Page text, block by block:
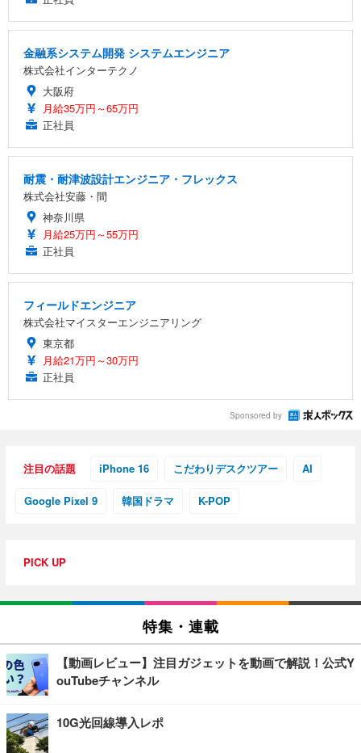
金融系システム開発 システムエンジニア
株式会社インターテクノ
大阪府
月給35万円～65万円
正社員
耐震・耐津波設計エンジニア・フレックス
株式会社安藤・間
神奈川県
月給25万円～55万円
正社員
フィールドエンジニア
株式会社マイスターエンジニアリング
東京都
月給21万円～30万円
正社員
Sponsored by
注目の話題 iPhone 16 こだわりデスクツアー AI
Google Pixel 9 韓国ドラマ K-POP
PICK UP
特集・連載
【動画レビュー】注目ガジェットを動画で解説！公式Y
ouTubeチャンネル
10G光回線導入レポ